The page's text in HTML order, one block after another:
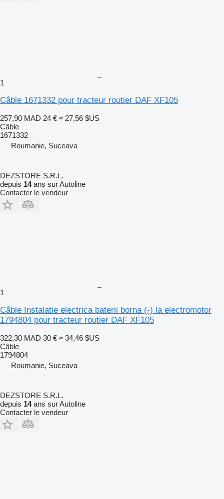
1
Câble 1671332 pour tracteur routier DAF XF105
257,90 MAD 24 € ≈ 27,56 $US
Câble
1671332
Roumanie, Suceava
DEZSTORE S.R.L.
depuis 14ans sur Autoline
Contacter le vendeur
1
Câble Instalatie electrica baterii borna (-) la electromotor
1794804 pour tracteur routier DAF XF105
322,30 MAD 30 € ≈ 34,46 $US
Câble
1794804
Roumanie, Suceava
DEZSTORE S.R.L.
depuis 14ans sur Autoline
Contacter le vendeur